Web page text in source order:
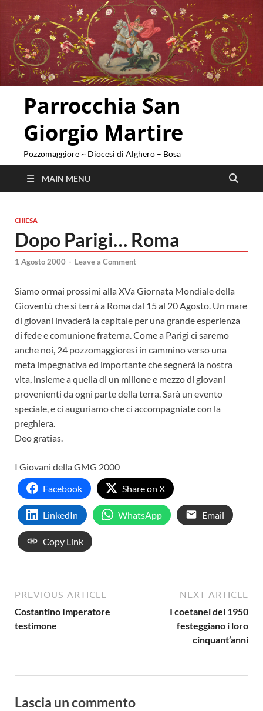
Parrocchia San
Giorgio Martire
Pozzomaggiore ~ Diocesi di Alghero – Bosa
MAIN MENU
CHIESA
Dopo Parigi… Roma
1 Agosto 2000 - Leave a Comment
Siamo ormai prossimi alla XVa Giornata Mondiale della
Gioventù che si terrà a Roma dal 15 al 20 Agosto. Un mare
di giovani invaderà la capitale per una grande esperienza
di fede e comunione fraterna. Come a Parigi ci saremo
anche noi, 24 pozzomaggioresi in cammino verso una
meta impegnativa ed importante che segnerà la nostra
vita, insieme a quella di un milione e mezzo di giovani
provenienti da ogni parte della terra. Sarà un evento
speciale, e ci auguriamo che ci accompagniate con la
preghiera.
Deo gratias.
I Giovani della GMG 2000
Facebook
Share on X
LinkedIn WhatsApp Email
Copy Link
PREVIOUS ARTICLE
Costantino Imperatore
testimone
NEXT ARTICLE
I coetanei del 1950
festeggiano i loro
cinquant’anni
Lascia un commento